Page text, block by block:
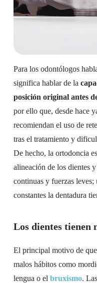
Para los odontólogos
significa hablar de la
posición original antes
por ello que, desde hace
recomiendan el uso de
tras el tratamiento y
De hecho, la ortodoncia
alineación de los dientes
continuas y fuerzas leves;
constantes la dentadura
Los dientes tienen
El principal motivo de
malos hábitos como
lengua o el bruxismo. Las